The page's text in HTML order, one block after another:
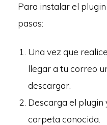
Para instalar el
pasos:
Una vez que
llegar a tu correo
descargar.
Descarga el plugin
carpeta conocida.